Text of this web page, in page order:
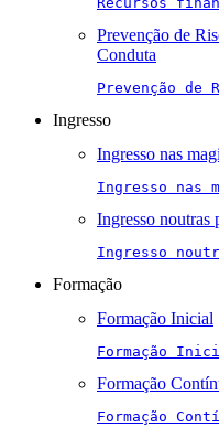
Prevenção de
Conduta
Prevenção de
Ingresso
Ingresso nas
Ingresso nas
Ingresso noutras
Ingresso
Formação
Formação Inicial
Formação
Formação
Formação